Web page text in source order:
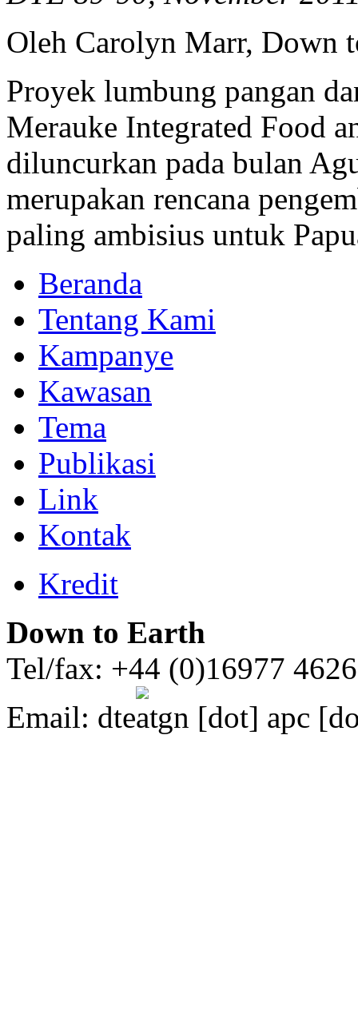
Oleh Carolyn Marr, Down
Proyek lumbung pangan
Merauke Integrated Food
diluncurkan pada bulan
merupakan rencana
paling ambisius untuk
Beranda
Tentang Kami
Kampanye
Kawasan
Tema
Publikasi
Link
Kontak
Kredit
Down to Earth
Tel/fax: +44 (0)16977
Email: dte gn [dot] apc